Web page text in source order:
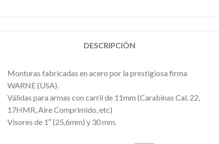
DESCRIPCIÓN
Monturas fabricadas en acero por la prestigiosa firma
WARNE (USA).
Válidas para armas con carril de 11mm (Carabinas Cal. 22,
17HMR, Aire Comprimido, etc)
Visores de 1″ (25,6mm) y 30 mm.